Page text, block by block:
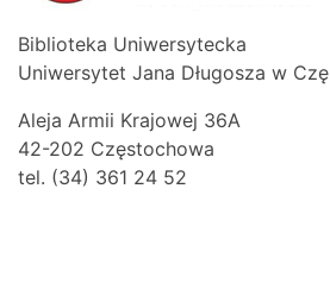
Biblioteka Uniwersytecka
Uniwersytet Jana Długosza w
Aleja Armii Krajowej 36A
42-202 Częstochowa
tel. (34) 361 24 52